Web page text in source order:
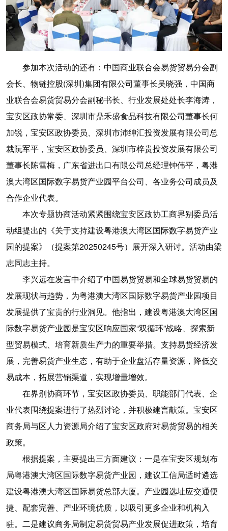
参加本次活动的还有：中国商业联合会易货贸易分会副
会长、物链控股(深圳)集团有限公司董事长吴晓强，中国商
业联合会易货贸易分会副秘书长、行业发展处处长李海涛，
宝安区政协常委、深圳市鼎禾盛食品科技有限公司董事长何
加锐，宝安区政协委员、深圳市沛绅汇投资发展有限公司总
裁阮军平，宝安区政协委员、深圳市梓贵投资发展有限公司
董事长陈雪梅，广东省进出口有限公司总经理钟伟平，粤港
澳大湾区国际数字易货产业园平台公司、各业务公司成员及
合作企业代表。
本次专题协商活动紧紧围绕宝安区政协工商界别委员活
动组提出的《关于支持建设粤港澳大湾区国际数字易货产业
园的提案》（提案第20250245号）展开深入研讨。活动由梁
志同志主持。
李兴远在发言中介绍了中国易货贸易和全球易货贸易的
发展现状与趋势，为粤港澳大湾区国际数字易货产业园项目
发展提供了宝贵的行业洞见。他指出，建设粤港澳大湾区国
际数字易货产业园是宝安区响应国家“双循环”战略、探索新
型贸易模式、培育新质生产力的重要举措。支持易货经济发
展，完善易货产业生态，有助于企业盘活存量资源，降低交
易成本，拓展营销渠道，实现增量增效。
在界别协商环节，宝安区政协委员、职能部门代表、企
业代表围绕提案进行了热烈讨论，并积极建言献策。宝安区
商务局与区人力资源局介绍了宝安区政府对易货贸易的相关
政策。
根据提案，主要提出三方面建议：一是在宝安区规划布
局粤港澳大湾区国际数字易货产业园，建议工信局适时遴选
建设粤港澳大湾区国际易货总部大厦。产业园选址应交通便
捷、配套完善、产业环境优质，以吸引更多企业和机构入
驻。二是建议商务局制定易货贸易产业发展促进政策，培育